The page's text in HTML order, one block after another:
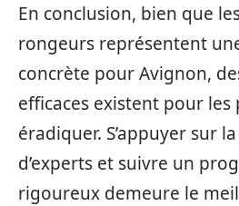
En conclusion, bien que
rongeurs représentent
concrète pour Avignon,
efficaces existent pour les
éradiquer. S’appuyer sur
d’experts et suivre un
rigoureux demeure le